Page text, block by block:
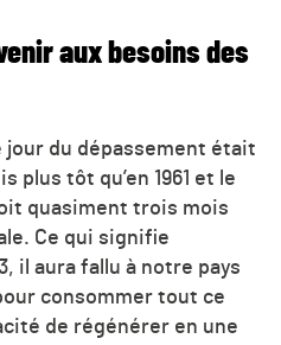
aux besoins des
jour du dépassement était
plus tôt qu’en 1961 et le
quasiment trois mois
Ce qui signifie
il aura fallu à notre pays
consommer tout ce
de régénérer en une